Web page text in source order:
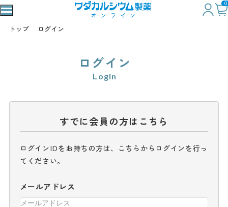
0
トップ ログイン
ログイン
Login
すでに会員の方はこちら
ログインIDをお持ちの方は、こちらからログインを行っ
てください。
メールアドレス